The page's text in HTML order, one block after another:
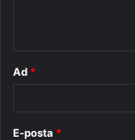
Ad *
E-posta *